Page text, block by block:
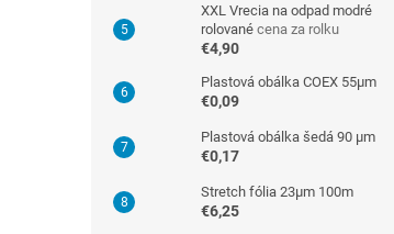
XXL Vrecia na odpad modré
rolované cena za rolku
€4,90
Plastová obálka COEX 55µm
€0,09
Plastová obálka šedá 90 µm
€0,17
Stretch fólia 23µm 100m
€6,25